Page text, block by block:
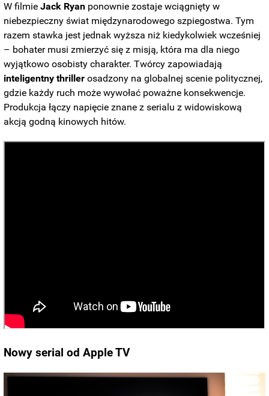
W filmieJack Ryan ponownie zostaje wciągnięty w
niebezpieczny świat międzynarodowego szpiegostwa. Tym
razem stawka jest jednak wyższa niż kiedykolwiek wcześniej
– bohater musi zmierzyć się z misją, która ma dla niego
wyjątkowo osobisty charakter. Twórcy zapowiadają
inteligentny thriller osadzony na globalnej scenie politycznej,
gdzie każdy ruch może wywołać poważne konsekwencje.
Produkcja łączy napięcie znane z serialu z widowiskową
akcją godną kinowych hitów.
Nowy serial od Apple TV